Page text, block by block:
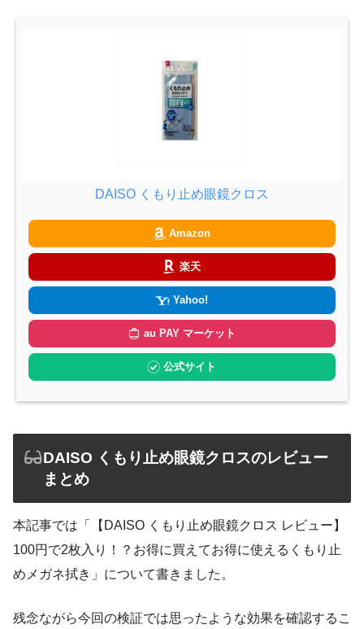
DAISO くもり止め眼鏡クロス
Amazon
楽天
Yahoo!
au PAY マーケット
公式サイト
DAISO くもり止め眼鏡クロスのレビュー
まとめ
本記事では「【DAISO くもり止め眼鏡クロス レビュー】
100円で2枚入り！？お得に買えてお得に使えるくもり止
めメガネ拭き」について書きました。
残念ながら今回の検証では思ったような効果を確認するこ